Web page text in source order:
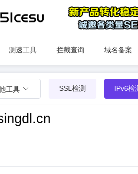
测速工具 拦截查询 域名备案
工具 SSL检测 IPv6检